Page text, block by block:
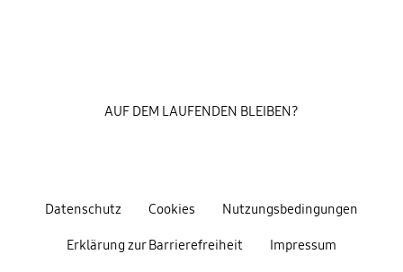
Datenschutz Cookies Nutzungsbedingungen
Erklärung zur Barrierefreiheit Impressum
AUF DEM LAUFENDEN BLEIBEN?